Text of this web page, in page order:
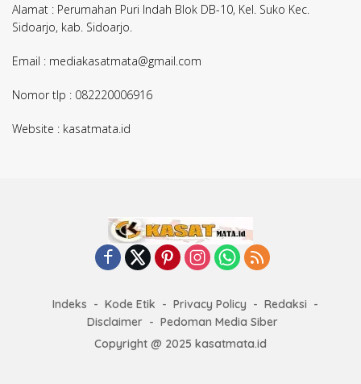
Alamat : Perumahan Puri Indah Blok DB-10, Kel. Suko Kec.
Sidoarjo, kab. Sidoarjo.
Email : mediakasatmata@gmail.com
Nomor tlp : 082220006916
Website : kasatmata.id
Indeks Kode Etik Privacy Policy
Redaksi
Disclaimer
Pedoman Media Siber
Copyright @ 2025 kasatmata.id